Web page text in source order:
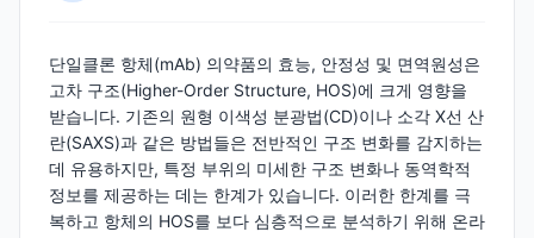
단일클론 항체(mAb) 의약품의 효능, 안정성 및 면역원성은
고차 구조(Higher-Order Structure, HOS)에 크게 영향을
받습니다. 기존의 원형 이색성 분광법(CD)이나 소각 X선 산
란(SAXS)과 같은 방법들은 전반적인 구조 변화를 감지하는
데 유용하지만, 특정 부위의 미세한 구조 변화나 동역학적
정보를 제공하는 데는 한계가 있습니다. 이러한 한계를 극
복하고 항체의 HOS를 보다 심층적으로 분석하기 위해 온라